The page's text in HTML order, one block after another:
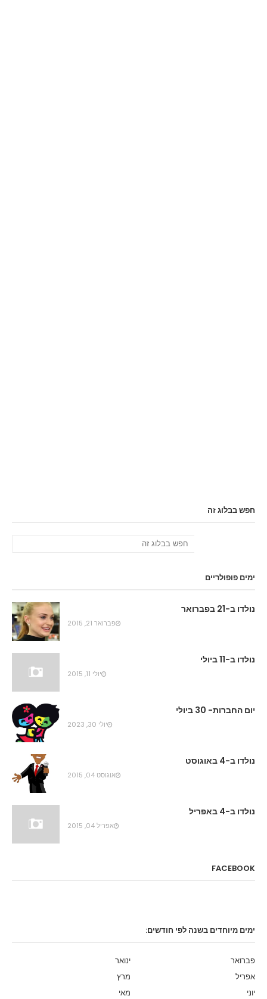
חפש בבלוג זה
ימים פופולריים
נולדו ב-21 בפברואר
פברואר 21, 2015
נולדו ב-11 ביולי
יולי 11, 2015
יום החברות- 30 ביולי
יולי 30, 2023
נולדו ב-4 באוגוסט
אוגוסט 04, 2015
נולדו ב-4 באפריל
אפריל 04, 2015
FACEBOOK
ימים מיוחדים בשנה לפי חודשים:
ינואר
פברואר
מרץ
אפריל
מאי
יוני